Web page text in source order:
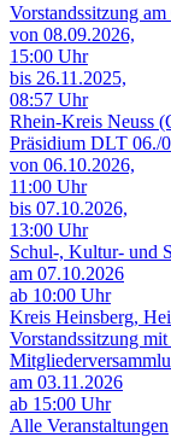
Vorstandssitzung
von 08.09.2026,
15:00 Uhr
bis 26.11.2025,
08:57 Uhr
Rhein-Kreis Neuss
Präsidium DLT 06./
von 06.10.2026,
11:00 Uhr
bis 07.10.2026,
13:00 Uhr
Schul-, Kultur- und
am 07.10.2026
ab 10:00 Uhr
Kreis Heinsberg,
Vorstandssitzung
am 03.11.2026
ab 15:00 Uhr
Alle Veranstaltungen